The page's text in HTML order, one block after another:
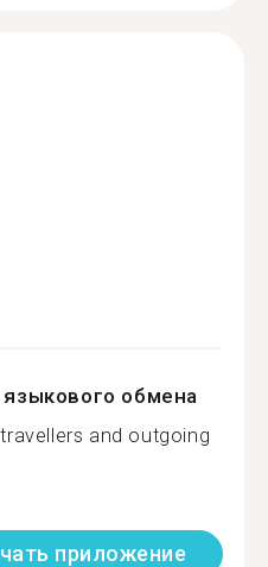
обмена
and outgoing
приложение